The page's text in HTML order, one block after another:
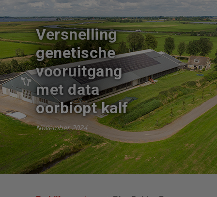
Versnelling
genetische
vooruitgang
met data
oorbiopt kalf
November 2024